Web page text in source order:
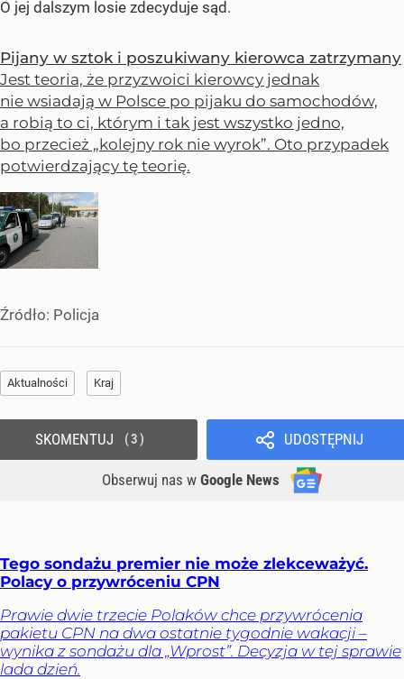
O jej dalszym losie zdecyduje sąd.
Pijany w sztok i poszukiwany kierowca zatrzymany
Jest teoria, że przyzwoici kierowcy jednak
nie wsiadają w Polsce po pijaku do samochodów,
a robią to ci, którym i tak jest wszystko jedno,
bo przecież „kolejny rok nie wyrok”. Oto przypadek
potwierdzający tę teorię.
Źródło: Policja
Aktualności Kraj
UDOSTĘPNIJ
Obserwuj nas w Google News
SKOMENTUJ 3
Tego sondażu premier nie może zlekceważyć.
Polacy o przywróceniu CPN
Prawie dwie trzecie Polaków chce przywrócenia
pakietu CPN na dwa ostatnie tygodnie wakacji –
wynika z sondażu dla „Wprost”. Decyzja w tej sprawie
lada dzień.